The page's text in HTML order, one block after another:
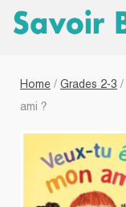
Home / Grades 2-3 /
ami ?